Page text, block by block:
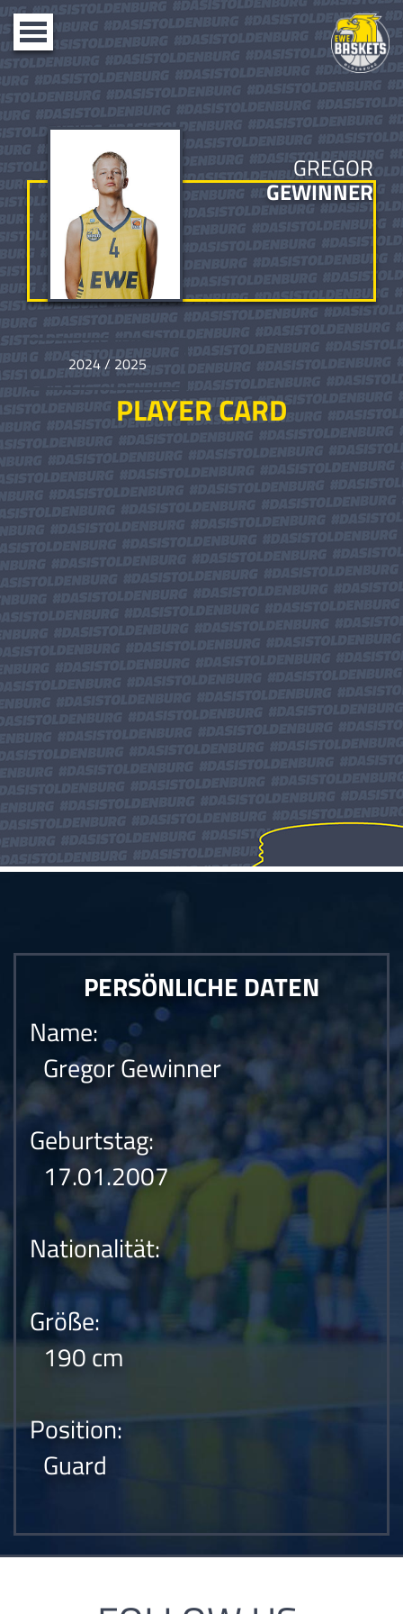
Toggle
navigation
GREGOR
GEWINNER
2024 / 2025
PLAYER CARD
PERSÖNLICHE DATEN
Name:
Gregor Gewinner
Geburtstag:
17.01.2007
Nationalität:
Größe:
190 cm
Position:
Guard